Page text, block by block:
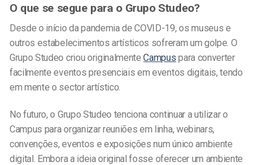
O que se segue para o Grupo Studeo?
Desde o início da pandemia de COVID-19, os museus e
outros estabelecimentos artísticos sofreram um golpe. O
Grupo Studeo criou originalmenteCampus para converter
facilmente eventos presenciais em eventos digitais, tendo
em mente o sector artístico.
No futuro, o Grupo Studeo tenciona continuar a utilizar o
Campus para organizar reuniões em linha, webinars,
convenções, eventos e exposições num único ambiente
digital. Embora a ideia original fosse oferecer um ambiente